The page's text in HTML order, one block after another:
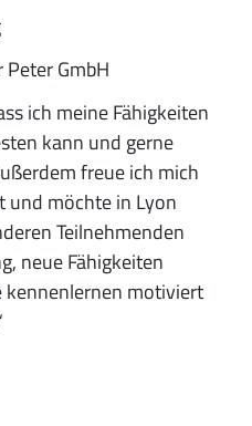
GmbH
ich meine Fähigkeiten
kann und gerne
freue ich mich
und möchte in Lyon
Teilnehmenden
neue Fähigkeiten
kennenlernen motiviert